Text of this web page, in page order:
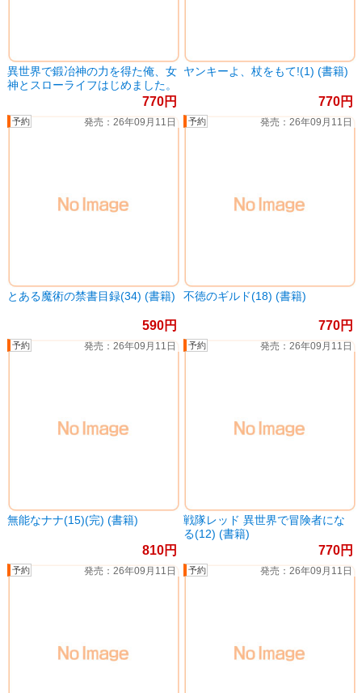
異世界で鍛冶神の力を得た俺、女
神とスローライフはじめました。
770
ヤンキーよ、杖をもて!(1) (書籍)
770
とある魔術の禁書目録(34) (書籍)
26年09月11日
590
不徳のギルド(18) (書籍)
26年09月11日
770
無能なナナ(15)(完) (書籍)
26年09月11日
810
戦隊レッド 異世界で冒険者にな
る(12) (書籍)
26年09月11日
770
26年09月11日 26年09月11日